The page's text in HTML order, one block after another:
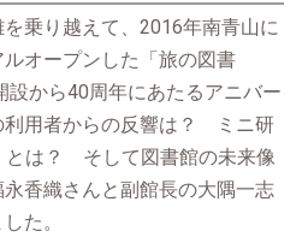
乗り越えて、2016年南青山に
オープンした「旅の図書
設から40周年にあたるアニバー
利用者からの反響は？ ミニ研
とは？ そして図書館の未来像
香織さんと副館長の大隅一志
た。